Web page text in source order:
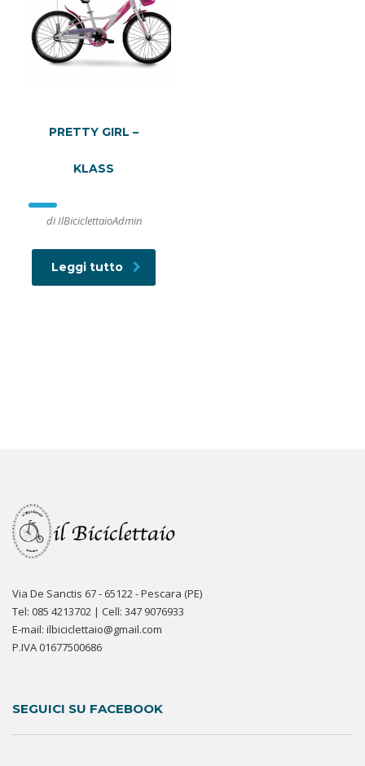
PRETTY GIRL –
KLASS
di IlBiciclettaioAdmin
Leggi tutto
Via De Sanctis 67 - 65122 - Pescara (PE)
Tel: 085 4213702 | Cell: 347 9076933
E-mail: ilbiciclettaio@gmail.com
P.IVA 01677500686
SEGUICI SU FACEBOOK